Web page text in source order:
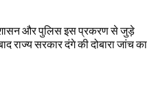
और पुलिस इस प्रकरण से जुड़े
राज्य सरकार दंगे की दोबारा जांच का